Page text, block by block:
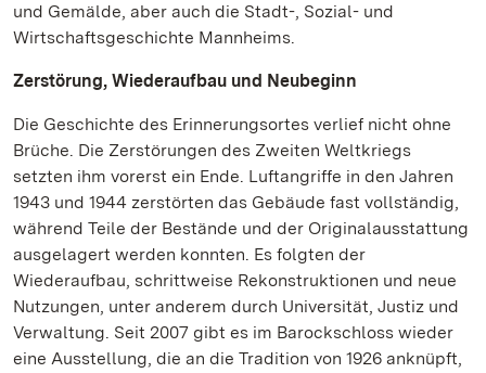
und Gemälde, aber auch die Stadt-, Sozial- und
Wirtschaftsgeschichte Mannheims.
Zerstörung, Wiederaufbau und Neubeginn
Die Geschichte des Erinnerungsortes verlief nicht ohne
Brüche. Die Zerstörungen des Zweiten Weltkriegs
setzten ihm vorerst ein Ende. Luftangriffe in den Jahren
1943 und 1944 zerstörten das Gebäude fast vollständig,
während Teile der Bestände und der Originalausstattung
ausgelagert werden konnten. Es folgten der
Wiederaufbau, schrittweise Rekonstruktionen und neue
Nutzungen, unter anderem durch Universität, Justiz und
Verwaltung. Seit 2007 gibt es im Barockschloss wieder
eine Ausstellung, die an die Tradition von 1926 anknüpft,